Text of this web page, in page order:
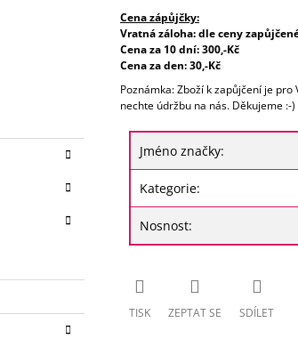
Cena zápůjčky:
Vratná záloha:dle ceny
Cena za 10 dní: 300,-Kč
Cena za den:30,-Kč
Poznámka: Zboží k zapůjčení je
nechte údržbu na nás. Děkujeme :-)
Jméno značky:
Kategorie:
Nosnost:
TISK ZEPTAT SE SDÍLET